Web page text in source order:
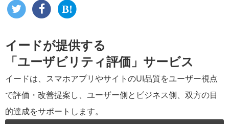
イードが提供する
「ユーザビリティ評価」サービス
イードは、スマホアプリやサイトのUI品質をユーザー視点
で評価・改善提案し、ユーザー側とビジネス側、双方の目
的達成をサポートします。